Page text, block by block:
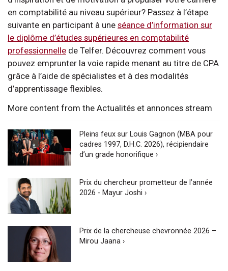
en comptabilité au niveau supérieur? Passez à l’étape
suivante en participant à une séance d’information sur
le diplôme d’études supérieures en comptabilité
professionnelle de Telfer. Découvrez comment vous
pouvez emprunter la voie rapide menant au titre de CPA
grâce à l’aide de spécialistes et à des modalités
d’apprentissage flexibles.
More content from the Actualités et annonces stream
Pleins feux sur Louis Gagnon (MBA pour
cadres 1997, D.H.C. 2026), récipiendaire
d’un grade honorifique ›
Prix du chercheur prometteur de l’année
2026 - Mayur Joshi ›
Prix de la chercheuse chevronnée 2026 –
Mirou Jaana ›